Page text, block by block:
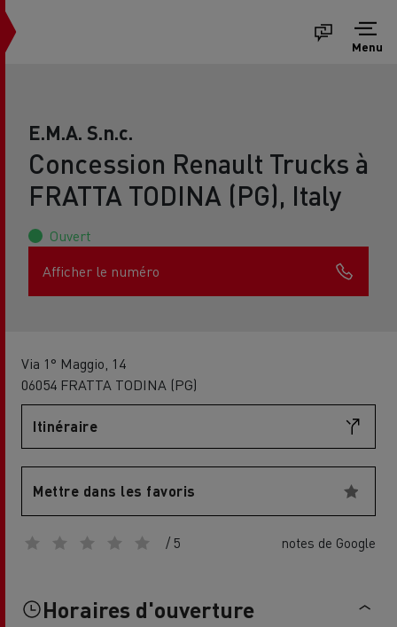
Menu
E.M.A. S.n.c.
Concession Renault Trucks à
FRATTA TODINA (PG), Italy
Ouvert
Afficher le numéro
Via 1° Maggio, 14
06054 FRATTA TODINA (PG)
Itinéraire
Mettre dans les favoris
/ 5 notes de Google
Horaires d'ouverture